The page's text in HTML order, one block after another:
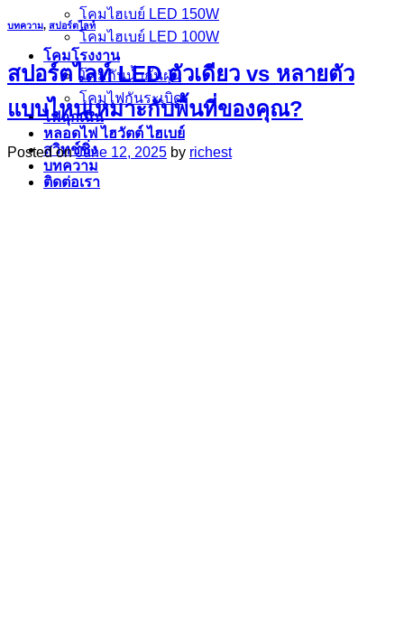
โคมไฮเบย์ LED 150W
โคมไฮเบย์ LED 100W
โคมโรงงาน
โคมกันน้ำกันฝุ่น
โคมไฟกันระเบิด
ไฟฉุกเฉิน
หลอดไฟ ไฮวัตต์ ไฮเบย์
สวิทช์ชิ่ง
บทความ
ติดต่อเรา
บทความ, สปอร์ตไลท์
สปอร์ตไลท์ LED ตัวเดียว vs หลายตัว
แบบไหนเหมาะกับพื้นที่ของคุณ?
Posted onJune 12, 2025 by richest